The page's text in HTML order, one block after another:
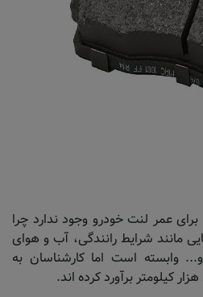
عمر لنت خودرو وجود ندارد چرا
مانند شرایط رانندگی، آب و هوای
وابسته است اما کارشناسان به